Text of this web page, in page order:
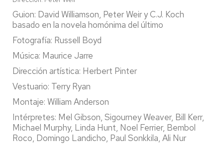
Guion: David Williamson, Peter Weir y C.J. Koch
basado en la novela homónima del último
Fotografía: Russell Boyd
Música: Maurice Jarre
Dirección artística: Herbert Pinter
Vestuario: Terry Ryan
Montaje: William Anderson
Intérpretes: Mel Gibson, Sigourney Weaver, Bill Kerr,
Michael Murphy, Linda Hunt, Noel Ferrier, Bembol
Roco, Domingo Landicho, Paul Sonkkila, Ali Nur